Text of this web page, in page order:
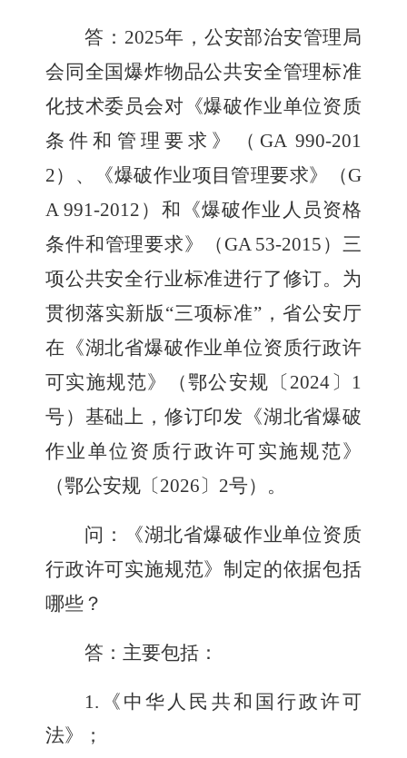
答： 2025年，公安部治安管理局
会同全国爆炸物品公共安全管理标准
化技术委员会对《爆破作业单位资质
条件和管理要求》（ GA 990-201
2）、《爆破作业项目管理要求》（G
A 991-2012 ）和《爆破作业人员资格
条件和管理要求》（ GA 53-2015 ）三
项公共安全行业标准进行了修订。为
贯彻落实新版“三项标准” ，省公安厅
在《湖北省爆破作业单位资质行政许
可实施规范》 （鄂公安规〔 2024 〕 1
号）基础上，修订印发 《湖北省爆破
作业单位资质行政许可实施规范》
（鄂公安规〔2026〕 2号）。
问：
《湖北省爆破作业单位资质
行政许可实施规范》制定的依据包括
哪些？
答：主要包括：
1. 《中华人民共和国行政许可
法》；